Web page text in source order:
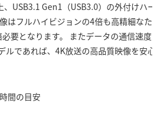
USB3.1 Gen1（USB3.0）の外付けハー
はフルハイビジョンの4倍も高精細なた
要となります。 またデータの通信速度も
ルであれば、4K放送の高品質映像を安心
間の目安